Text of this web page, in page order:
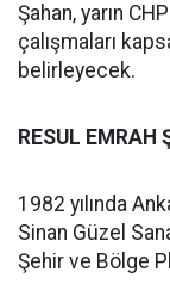
Şahan, yarın
çalışmaları
belirleyecek.
RESUL EMRAH
1982 yılında
Sinan Güzel
Şehir ve Bölge